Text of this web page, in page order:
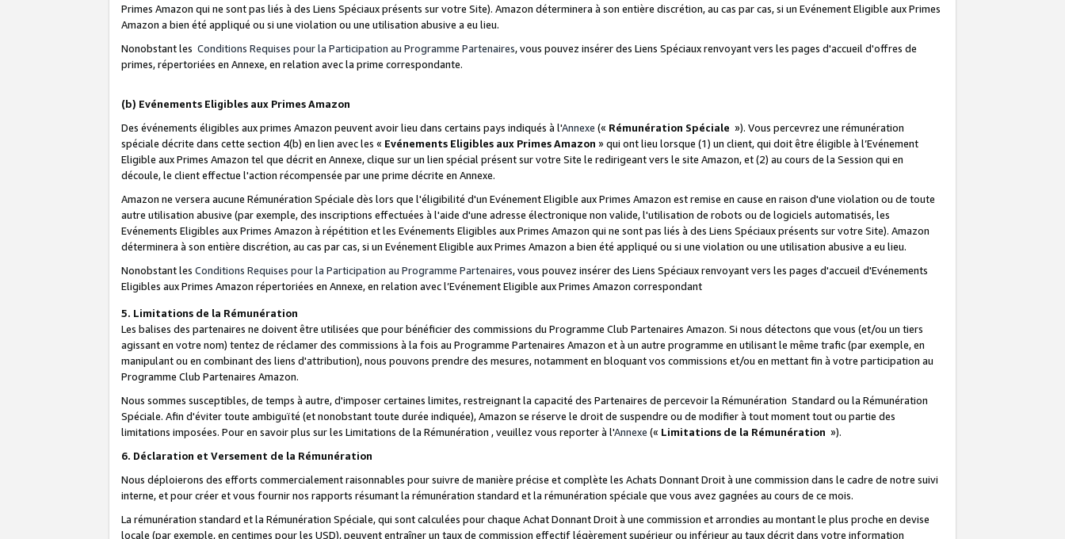
Primes Amazon qui ne sont pas liés à des Liens Spéciaux présents sur votre Site). Amazon déterminera à son entière discrétion, au cas par cas, si un Evénement Eligible aux Primes
Amazon a bien été appliqué ou si une violation ou une utilisation abusive a eu lieu.
Nonobstant les Conditions Requises pour la Participation au Programme Partenaires, vous pouvez insérer des Liens Spéciaux renvoyant vers les pages d'accueil d'offres de
primes, répertoriées en Annexe, en relation avec la prime correspondante.
(b) Evénements Eligibles aux Primes Amazon
Des événements éligibles aux primes Amazon peuvent avoir lieu dans certains pays indiqués à l'Annexe (« Rémunération Spéciale »). Vous percevrez une rémunération
spéciale décrite dans cette section 4(b) en lien avec les « Evénements Eligibles aux Primes Amazon » qui ont lieu lorsque (1) un client, qui doit être éligible à l’Evénement
Eligible aux Primes Amazon tel que décrit en Annexe, clique sur un lien spécial présent sur votre Site le redirigeant vers le site Amazon, et (2) au cours de la Session qui en
découle, le client effectue l'action récompensée par une prime décrite en Annexe.
Amazon ne versera aucune Rémunération Spéciale dès lors que l'éligibilité d'un Evénement Eligible aux Primes Amazon est remise en cause en raison d'une violation ou de toute
autre utilisation abusive (par exemple, des inscriptions effectuées à l'aide d'une adresse électronique non valide, l'utilisation de robots ou de logiciels automatisés, les
Evénements Eligibles aux Primes Amazon à répétition et les Evénements Eligibles aux Primes Amazon qui ne sont pas liés à des Liens Spéciaux présents sur votre Site). Amazon
déterminera à son entière discrétion, au cas par cas, si un Evénement Eligible aux Primes Amazon a bien été appliqué ou si une violation ou une utilisation abusive a eu lieu.
Nonobstant les Conditions Requises pour la Participation au Programme Partenaires, vous pouvez insérer des Liens Spéciaux renvoyant vers les pages d'accueil d'Evénements
Eligibles aux Primes Amazon répertoriées en Annexe, en relation avec l’Evénement Eligible aux Primes Amazon correspondant
5. Limitations de la Rémunération
Les balises des partenaires ne doivent être utilisées que pour bénéficier des commissions du Programme Club Partenaires Amazon. Si nous détectons que vous (et/ou un tiers
agissant en votre nom) tentez de réclamer des commissions à la fois au Programme Partenaires Amazon et à un autre programme en utilisant le même trafic (par exemple, en
manipulant ou en combinant des liens d'attribution), nous pouvons prendre des mesures, notamment en bloquant vos commissions et/ou en mettant fin à votre participation au
Programme Club Partenaires Amazon.
Nous sommes susceptibles, de temps à autre, d'imposer certaines limites, restreignant la capacité des Partenaires de percevoir la Rémunération Standard ou la Rémunération
Spéciale. Afin d'éviter toute ambiguïté (et nonobstant toute durée indiquée), Amazon se réserve le droit de suspendre ou de modifier à tout moment tout ou partie des
limitations imposées. Pour en savoir plus sur les Limitations de la Rémunération , veuillez vous reporter à l'Annexe (« Limitations de la Rémunération »).
6. Déclaration et Versement de la Rémunération
Nous déploierons des efforts commercialement raisonnables pour suivre de manière précise et complète les Achats Donnant Droit à une commission dans le cadre de notre suivi
interne, et pour créer et vous fournir nos rapports résumant la rémunération standard et la rémunération spéciale que vous avez gagnées au cours de ce mois.
La rémunération standard et la Rémunération Spéciale, qui sont calculées pour chaque Achat Donnant Droit à une commission et arrondies au montant le plus proche en devise
locale (par exemple, en centimes pour les USD), peuvent entraîner un taux de commission effectif légèrement supérieur ou inférieur au taux décrit dans votre information